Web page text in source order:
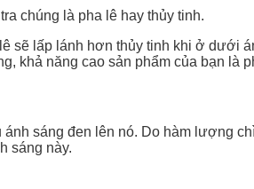
chúng là pha lê hay thủy tinh.
sẽ lấp lánh hơn thủy tinh khi ở dưới
khả năng cao sản phẩm của bạn là
sáng đen lên nó. Do hàm lượng
sáng này.